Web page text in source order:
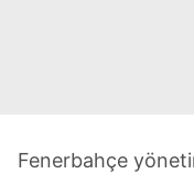
Fenerbahçe